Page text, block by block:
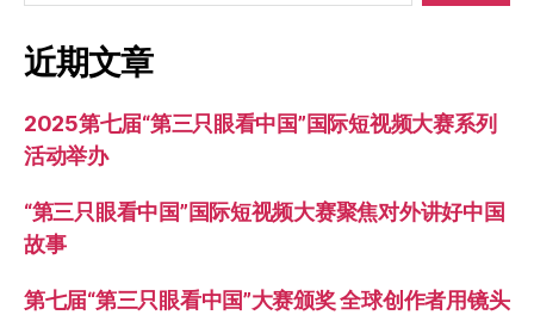
近期文章
2025第七届“第三只眼看中国”国际短视频大赛系列
活动举办
“第三只眼看中国”国际短视频大赛聚焦对外讲好中国
故事
第七届“第三只眼看中国”大赛颁奖 全球创作者用镜头